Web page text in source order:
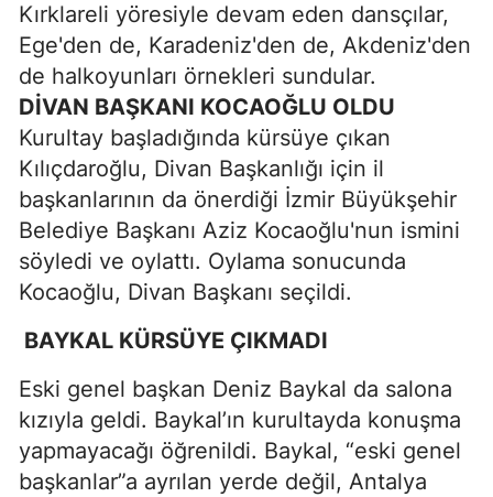
Kırklareli yöresiyle devam eden dansçılar,
Ege'den de, Karadeniz'den de, Akdeniz'den
de halkoyunları örnekleri sundular.
DİVAN BAŞKANI KOCAOĞLU OLDU
Kurultay başladığında kürsüye çıkan
Kılıçdaroğlu, Divan Başkanlığı için il
başkanlarının da önerdiği İzmir Büyükşehir
Belediye Başkanı Aziz Kocaoğlu'nun ismini
söyledi ve oylattı. Oylama sonucunda
Kocaoğlu, Divan Başkanı seçildi.
BAYKAL KÜRSÜYE ÇIKMADI
Eski genel başkan Deniz Baykal da salona
kızıyla geldi. Baykal’ın kurultayda konuşma
yapmayacağı öğrenildi. Baykal, “eski genel
başkanlar”a ayrılan yerde değil, Antalya